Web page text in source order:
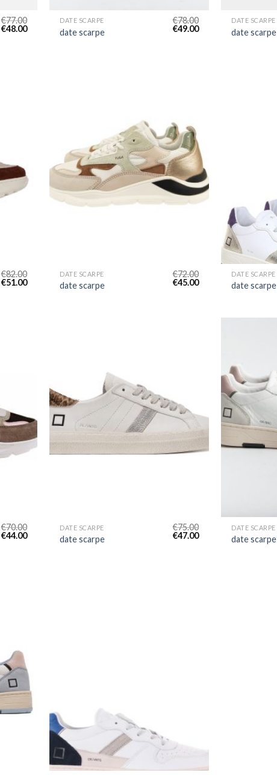
€77.00
€48.00
DATE SCARPE
date scarpe
€78.00
€49.00
DATE SCARPE
date scarpe
€82.00
€51.00
DATE SCARPE
date scarpe
€72.00
€45.00
DATE SCARPE
date scarpe
€70.00
€44.00
DATE SCARPE
date scarpe
€75.00
€47.00
DATE SCARPE
date scarpe